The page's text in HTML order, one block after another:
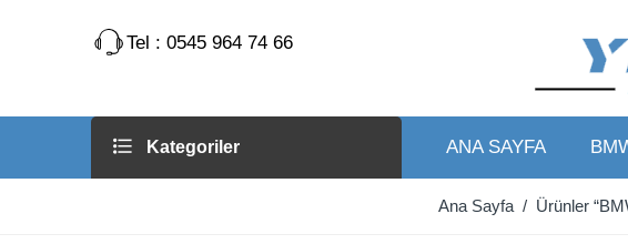
Tel : 0545 964 74 66
Kategoriler ANA SAYFA
Ana Sayfa/ Ürünler